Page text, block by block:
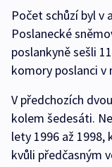
Počet schůzí byl
Poslanecké
poslankyně sešli
komory poslanci v
V předchozích
kolem šedesáti.
lety 1996 až 1998,
kvůli předčasným